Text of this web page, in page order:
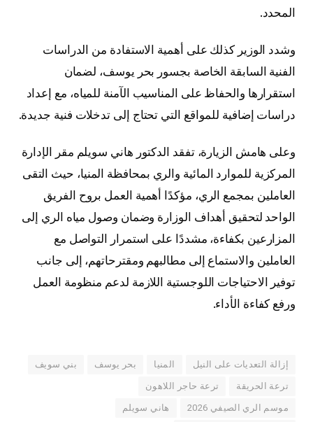
المحدد.
وشدد الوزير كذلك على أهمية الاستفادة من الدراسات
الفنية السابقة الخاصة بجسور بحر يوسف، لضمان
استقرارها والحفاظ على المناسيب الآمنة للمياه، مع إعداد
دراسات إضافية للمواقع التي تحتاج إلى تدخلات فنية جديدة.
وعلى هامش الزيارة، تفقد الدكتور هاني سويلم مقر الإدارة
المركزية للموارد المائية والري بمحافظة المنيا، حيث التقى
العاملين بمجمع الري، مؤكدًا أهمية العمل بروح الفريق
الواحد لتحقيق أهداف الوزارة وضمان وصول مياه الري إلى
المزارعين بكفاءة، مشددًا على استمرار التواصل مع
العاملين والاستماع إلى مطالبهم ومقترحاتهم، إلى جانب
توفير الاحتياجات اللوجستية اللازمة لدعم منظومة العمل
ورفع كفاءة الأداء.
إزالة التعديات على النيل المنيا بحر يوسف بني سويف
ترعة الحريقة ترعة حاجر اللاهون
موسم الري الصيفي 2026 هاني سويلم